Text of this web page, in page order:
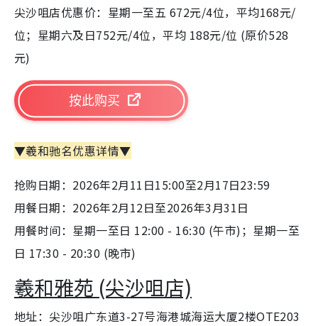
尖沙咀店优惠价：星期一至五 672元/4位，平均168元/
位；星期六及日752元/4位，平均 188元/位 (原价528
元)
按此购买
▼羲和驰名优惠详情▼
抢购日期：2026年2月11日15:00至2月17日23:59
用餐日期：2026年2月12日至2026年3月31日
用餐时间：星期一至日 12:00 - 16:30 (午市)；星期一至
日 17:30 - 20:30 (晚市)
羲和雅苑 (尖沙咀店)
地址：尖沙咀广东道3-27号海港城海运大厦2楼OTE203